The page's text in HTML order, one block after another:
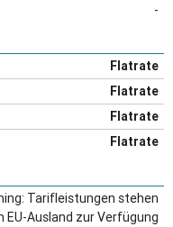
-
Flatrate
Flatrate
Flatrate
Flatrate
Tarifleistungen stehen
EU-Ausland zur Verfügung